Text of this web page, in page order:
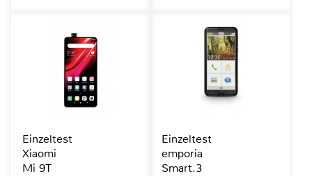
Einzeltest
Xiaomi
Mi 9T
Einzeltest
emporia
Smart.3